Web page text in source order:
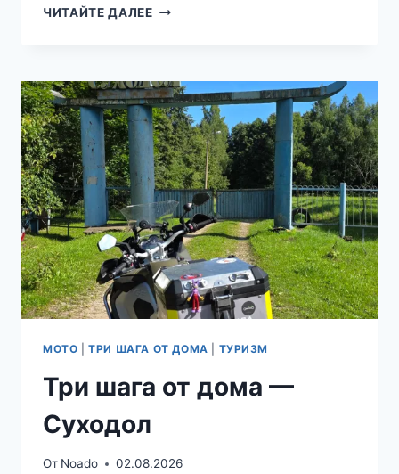
ЧИТАЙТЕ ДАЛЕЕUCS
МОТО |ТРИ ШАГА ОТ ДОМА ТУРИЗМ
Три шага от дома —
Суходол
От Noado 02.08.2026